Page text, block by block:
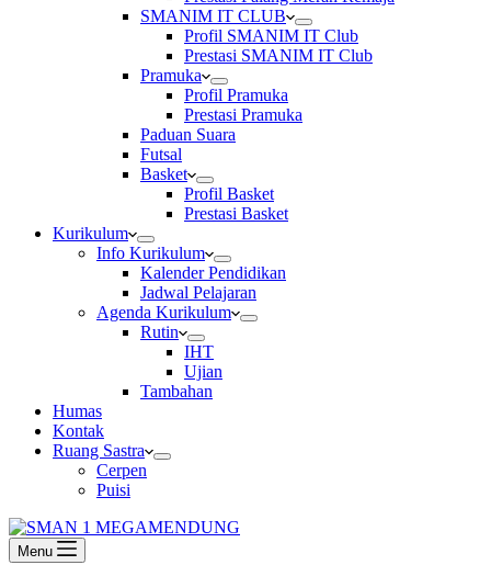
SMANIM IT CLUB
Profil SMANIM IT Club
Prestasi SMANIM IT Club
Pramuka
Profil Pramuka
Prestasi Pramuka
Paduan Suara
Futsal
Basket
Profil Basket
Prestasi Basket
Kurikulum
Info Kurikulum
Kalender Pendidikan
Jadwal Pelajaran
Agenda Kurikulum
Rutin
IHT
Ujian
Tambahan
Humas
Kontak
Ruang Sastra
Cerpen
Puisi
Menu